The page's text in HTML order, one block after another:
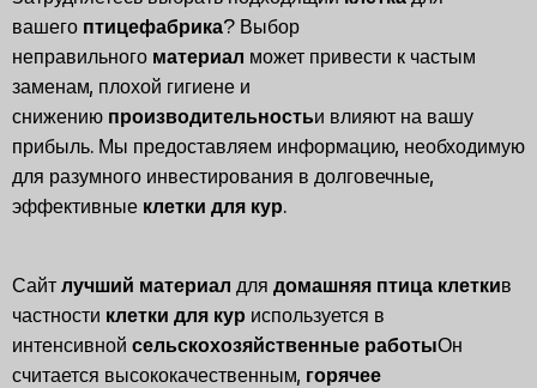
вашего птицефабрика? Выбор
неправильного материал может привести к частым
заменам, плохой гигиене и
снижению производительностьи влияют на вашу
прибыль. Мы предоставляем информацию, необходимую
для разумного инвестирования в долговечные,
эффективные клетки для кур.
Сайт лучший материал для домашняя птица клеткив
частности клетки для кур используется в
интенсивной сельскохозяйственные работыОн
считается высококачественным, горячее